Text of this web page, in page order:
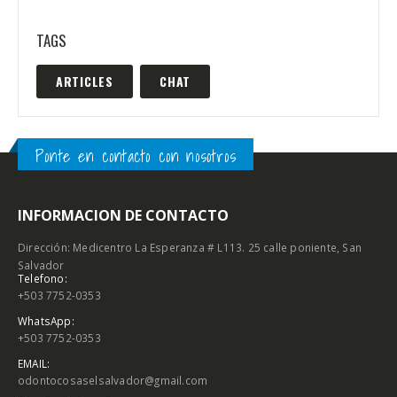
TAGS
ARTICLES CHAT
Ponte en contacto con nosotros
INFORMACION DE CONTACTO
Dirección: Medicentro La Esperanza # L113. 25 calle poniente, San
Salvador
Telefono:
+503 7752-0353
WhatsApp:
+503 7752-0353
EMAIL:
odontocosaselsalvador@gmail.com